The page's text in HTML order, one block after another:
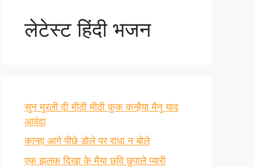
लेटेस्ट हिंदी भजन
सुन मुरली दी मीठी मीठी कुक कन्हैया मैनु याद
आवंदा
कान्हा आगे पीछे डोले पर राधा न बोले
एक झलक दिखा के मैया छवि छुपाले प्यारी